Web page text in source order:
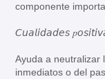
componente
𝘊𝘶𝘢𝘭𝘪𝘥𝘢𝘥𝘦𝘴
Ayuda a neutralizar
inmediatos o del